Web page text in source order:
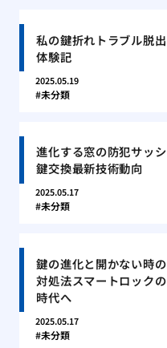
私の鍵折れトラブル脱出
体験記
2025.05.19
未分類
進化する窓の防犯サッシ
鍵交換最新技術動向
2025.05.17
未分類
鍵の進化と開かない時の
対処法スマートロックの
時代へ
2025.05.17
未分類